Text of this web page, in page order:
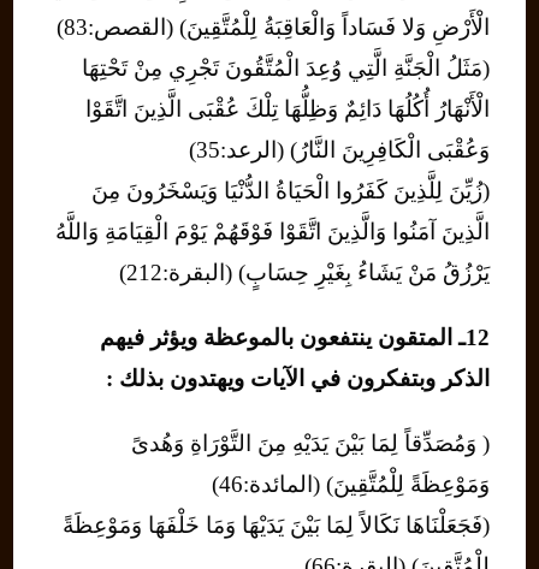
الْأَرْضِ وَلا فَسَاداً وَالْعَاقِبَةُ لِلْمُتَّقِينَ) (القصص:83)
(مَثَلُ الْجَنَّةِ الَّتِي وُعِدَ الْمُتَّقُونَ تَجْرِي مِنْ تَحْتِهَا
الْأَنْهَارُ أُكُلُهَا دَائِمٌ وَظِلُّهَا تِلْكَ عُقْبَى الَّذِينَ اتَّقَوْا
وَعُقْبَى الْكَافِرِينَ النَّارُ) (الرعد:35)
(زُيِّنَ لِلَّذِينَ كَفَرُوا الْحَيَاةُ الدُّنْيَا وَيَسْخَرُونَ مِنَ
الَّذِينَ آمَنُوا وَالَّذِينَ اتَّقَوْا فَوْقَهُمْ يَوْمَ الْقِيَامَةِ وَاللَّهُ
يَرْزُقُ مَنْ يَشَاءُ بِغَيْرِ حِسَابٍ) (البقرة:212)
12ـ المتقون ينتفعون بالموعظة ويؤثر فيهم
الذكر وبتفكرون في الآيات ويهتدون بذلك :
( وَمُصَدِّقاً لِمَا بَيْنَ يَدَيْهِ مِنَ التَّوْرَاةِ وَهُدىً
وَمَوْعِظَةً لِلْمُتَّقِينَ) (المائدة:46)
(فَجَعَلْنَاهَا نَكَالاً لِمَا بَيْنَ يَدَيْهَا وَمَا خَلْفَهَا وَمَوْعِظَةً